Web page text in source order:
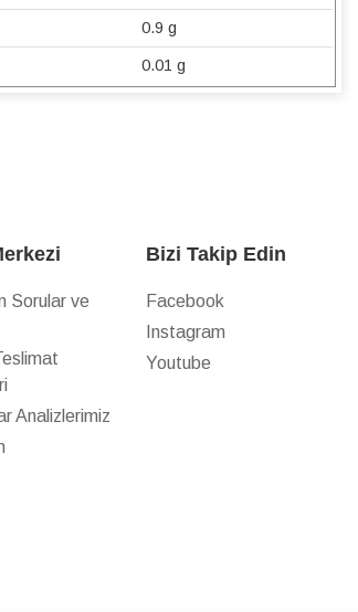
0.9 g
0.01 g
Bizi Takip Edin
Facebook
Instagram
Youtube
Sorular ve
Analizlerimiz